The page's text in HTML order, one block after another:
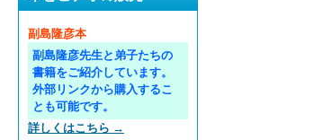
副島隆彦本
副島隆彦先生と弟子たちの
書籍をご紹介しています。
外部リンクから購入するこ
とも可能です。
詳しくはこちら →